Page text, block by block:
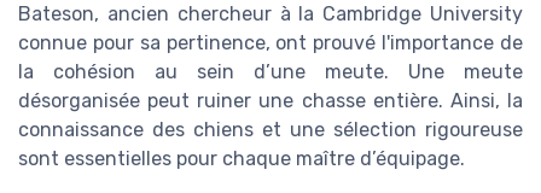
Bateson, ancien chercheur à la Cambridge University
connue pour sa pertinence, ont prouvé l'importance de
la cohésion au sein d’une meute. Une meute
désorganisée peut ruiner une chasse entière. Ainsi, la
connaissance des chiens et une sélection rigoureuse
sont essentielles pour chaque maître d’équipage.